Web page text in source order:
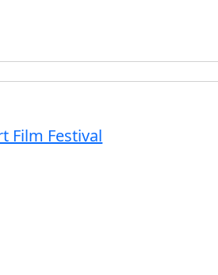
Film Festival